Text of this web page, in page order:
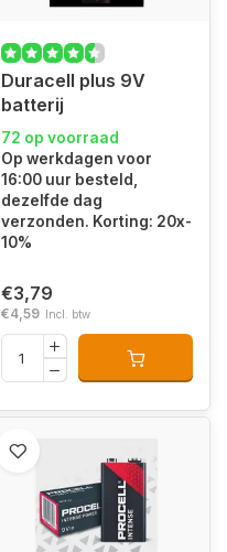
Duracell plus 9V
batterij
72 op voorraad
Op werkdagen voor
16:00 uur besteld,
dezelfde dag
verzonden. Korting: 20x-
10%
€3,79
€4,59 Incl. btw